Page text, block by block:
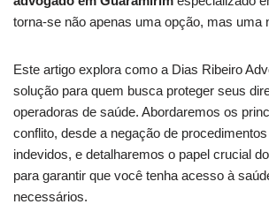
torna-se não apenas uma opção, mas uma
Este artigo explora como a Dias Ribeiro
solução para quem busca proteger seus
operadoras de saúde. Abordaremos os
conflito, desde a negação de
indevidos, e detalharemos o papel crucial
para garantir que você tenha acesso à
necessários.